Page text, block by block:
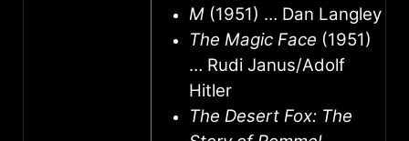
M (1951) … Dan Langley
The Magic Face (1951)
… Rudi Janus/Adolf
Hitler
The Desert Fox: The